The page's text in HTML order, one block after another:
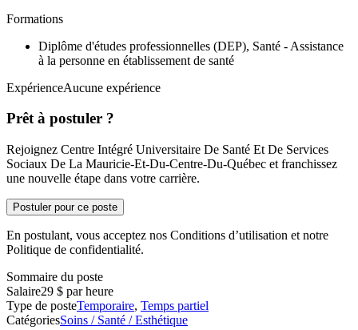
Formations
Diplôme d'études professionnelles (DEP), Santé - Assistance
à la personne en établissement de santé
ExpérienceAucune expérience
Prêt à postuler ?
Rejoignez Centre Intégré Universitaire De Santé Et De Services
Sociaux De La Mauricie-Et-Du-Centre-Du-Québec et franchissez
une nouvelle étape dans votre carrière.
Postuler pour ce poste
En postulant, vous acceptez nos Conditions d’utilisation et notre
Politique de confidentialité.
Sommaire du poste
Salaire29 $ par heure
Type de posteTemporaire, Temps partiel
CatégoriesSoins / Santé / Esthétique